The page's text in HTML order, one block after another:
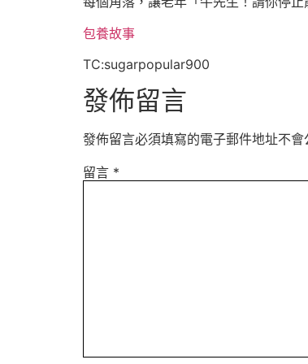
包養故事
TC:sugarpopular900
發佈留言
發佈留言必須填寫的電子郵件地址不會
留言 *